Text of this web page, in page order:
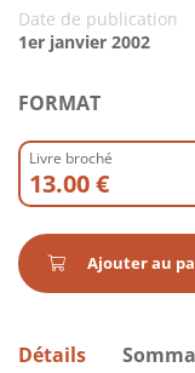
Date de publication
1er janvier 2002
FORMAT
Livre broché
13.00 €
Ajouter au
Détails